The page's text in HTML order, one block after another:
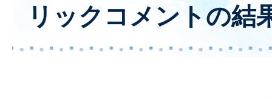
リックコメントの結